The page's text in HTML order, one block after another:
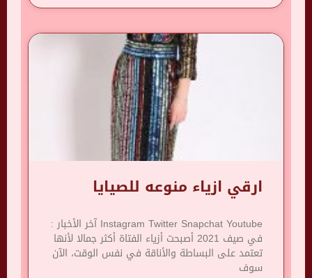
ارقي ازياء منوعه للصيايا
Instagram Twitter Snapchat Youtube آخر الأخبار :
في صيف 2021 أصبحت أزياء الفتاة أكثر جمالا لأنها
تعتمد على البساطة والأناقة في نفس الوقت، الآن
سوف